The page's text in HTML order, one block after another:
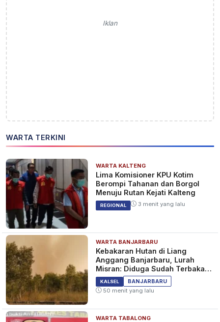
Iklan
WARTA TERKINI
WARTA KALTENG
Lima Komisioner KPU Kotim
Berompi Tahanan dan Borgol
Menuju Rutan Kejati Kalteng
REGIONAL 3 menit yang lalu
WARTA BANJARBARU
Kebakaran Hutan di Liang
Anggang Banjarbaru, Lurah
Misran: Diduga Sudah Terbakar
Sejak Tadi Malam
KALSEL
BANJARBARU
50 menit yang lalu
WARTA TABALONG